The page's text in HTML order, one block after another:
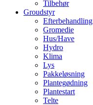
Tilbehør
Groudstyr
Efterbehandling
Gromedie
Hus/Have
Hydro
Klima
Lys
Pakkeløsning
Plantegødning
Plantestart
Telte